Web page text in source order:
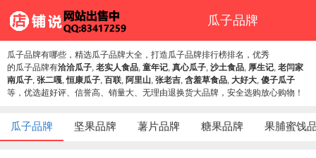
瓜子品牌
瓜子品牌有哪些，精选瓜子品牌大全，打造瓜子品牌排行榜排名，优秀
的瓜子品牌有洽洽瓜子, 老实人食品, 童年记, 真心瓜子, 沙土食品, 厚生记, 老闫家
南瓜子, 张二嘎,恒康瓜子, 百联, 阿里山, 张老吉, 含羞草食品, 大好大, 傻子瓜子
等，优选超好评、信誉高、销量大、无理由退换货大品牌，安全选购放心购物！
瓜子品牌 坚果品牌 薯片品牌 糖果品牌 果脯蜜饯